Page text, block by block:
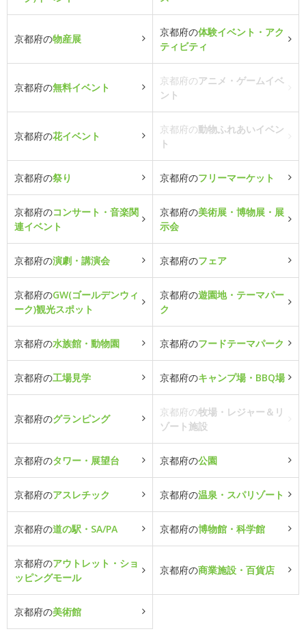
京都府の物産展
京都府の体験イベント・アク
ティビティ
京都府の無料イベント
京都府のアニメ・ゲームイベ
ント
京都府の花イベント
京都府の動物ふれあいイベン
ト
京都府の祭り 京都府のフリーマーケット
京都府のコンサート・音楽関
連イベント
京都府の美術展・博物展・展
示会
京都府の演劇・講演会 京都府のフェア
京都府のGW(ゴールデンウィ
ーク)観光スポット
京都府の遊園地・テーマパー
ク
京都府の水族館・動物園 京都府のフードテーマパーク
京都府の工場見学 京都府のキャンプ場・BBQ場
京都府のグランピング
京都府の牧場・レジャー＆リ
ゾート施設
京都府のタワー・展望台 京都府の公園
京都府のアスレチック 京都府の温泉・スパリゾート
京都府の道の駅・SA/PA 京都府の博物館・科学館
京都府のアウトレット・ショ
ッピングモール
京都府の商業施設・百貨店
京都府の美術館